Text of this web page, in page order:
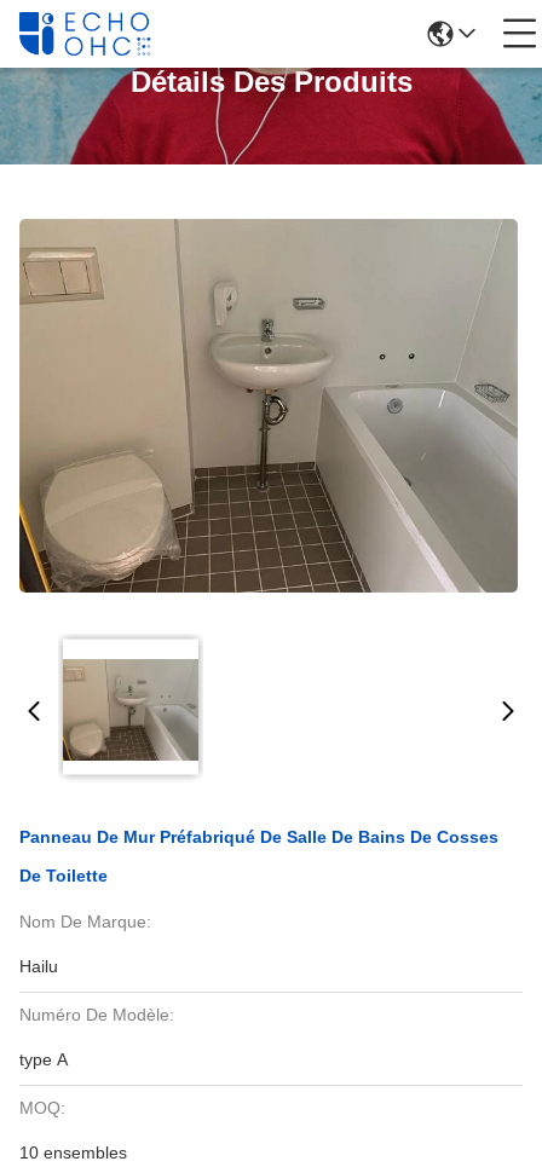
Détails Des Produits
Panneau De Mur Préfabriqué De Salle De Bains De Cosses
De Toilette
Nom De Marque:
Hailu
Numéro De Modèle:
type A
MOQ:
10 ensembles